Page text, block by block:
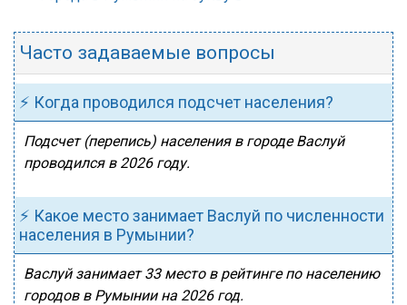
Часто задаваемые вопросы
⚡ Когда проводился подсчет населения?
Подсчет (перепись) населения в городе Васлуй
проводился в 2026 году.
⚡ Какое место занимает Васлуй по численности
населения в Румынии?
Васлуй занимает 33 место в рейтинге по населению
городов в Румынии на 2026 год.